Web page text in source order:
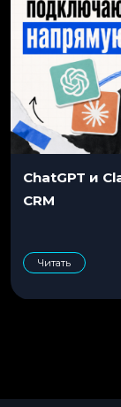
ChatGPT и
CRM
Читать